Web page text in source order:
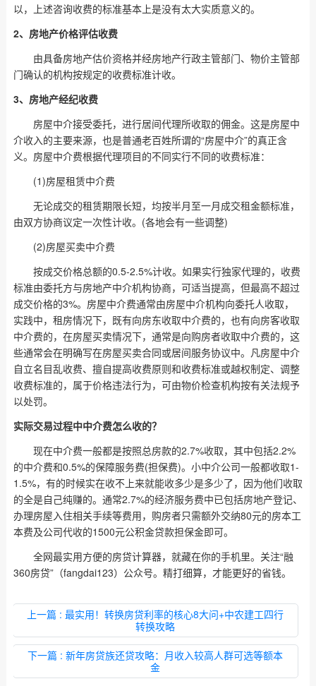
以，上述咨询收费的标准基本上是没有太大实质意义的。
2、房地产价格评估收费
由具备房地产估价资格并经房地产行政主管部门、物价主管部
门确认的机构按规定的收费标准计收。
3、房地产经纪收费
房屋中介接受委托，进行居间代理所收取的佣金。这是房屋中
介收入的主要来源，也是普通老百姓所谓的“房屋中介”的真正含
义。房屋中介费根据代理项目的不同实行不同的收费标准：
(1)房屋租赁中介费
无论成交的租赁期限长短，均按半月至一月成交租金额标准，
由双方协商议定一次性计收。(各地会有一些调整)
(2)房屋买卖中介费
按成交价格总额的0.5-2.5%计收。如果实行独家代理的，收费
标准由委托方与房地产中介机构协商，可适当提高，但最高不超过
成交价格的3%。房屋中介费通常由房屋中介机构向委托人收取，
实践中，租房情况下，既有向房东收取中介费的，也有向房客收取
中介费的，在房屋买卖情况下，通常是向购房者收取中介费的，这
些通常会在明确写在房屋买卖合同或居间服务协议中。凡房屋中介
自立名目乱收费、擅自提高收费原则和收费标准或越权制定、调整
收费标准的，属于价格违法行为，可由物价检查机构按有关法规予
以处罚。
实际交易过程中中介费怎么收的？
现在中介费一般都是按照总房款的2.7%收取，其中包括2.2%
的中介费和0.5%的保障服务费(担保费)。小中介公司一般都收取1-
1.5%，有的时候实在收不上来就能收多少是多少了，因为他们收取
的全是自己纯赚的。通常2.7%的经济服务费中已包括房地产登记、
办理房屋入住相关手续等费用，购房者只需额外交纳80元的房本工
本费及公司代收的1500元公积金贷款担保金即可。
全网最实用方便的房贷计算器，就藏在你的手机里。关注“融
360房贷”（fangdai123）公众号。精打细算，才能更好的省钱。
上一篇 : 最实用！转换房贷利率的核心8大问+中农建工四行
转换攻略
下一篇 : 新年房贷族还贷攻略：月收入较高人群可选等额本
金